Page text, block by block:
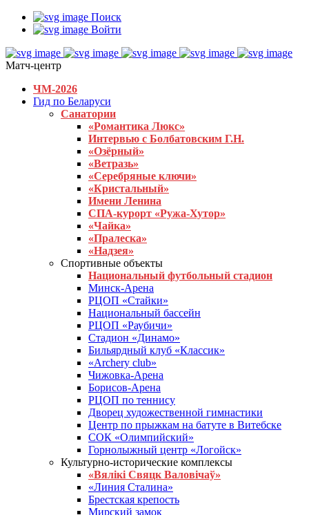
Поиск
Войти
Матч-центр
ЧМ-2026
Гид по Беларуси
Санатории
«Романтика Люкс»
Интервью с Болбатовским Г.Н.
«Озёрный»
«Ветразь»
«Серебряные ключи»
«Кристальный»
Имени Ленина
СПА-курорт «Ружа-Хутор»
«Чайка»
«Пралеска»
«Надзея»
Спортивные объекты
Национальный футбольный стадион
Минск-Арена
РЦОП «Стайки»
Национальный бассейн
РЦОП «Раубичи»
Стадион «Динамо»
Бильярдный клуб «Классик»
«Archery club»
Чижовка-Арена
Борисов-Арена
РЦОП по теннису
Дворец художественной гимнастики
Центр по прыжкам на батуте в Витебске
СОК «Олимпийский»
Горнолыжный центр «Логойск»
Культурно-исторические комплексы
«Вялікі Свяцк Валовічаў»
«Линия Сталина»
Брестская крепость
Мирский замок